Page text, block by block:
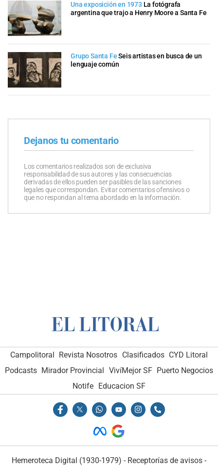
Una exposición en 1973 La fotógrafa
argentina que trajo a Henry Moore a Santa Fe
Grupo Santa FeSeis artistas en busca de un
lenguaje común
Dejanos tu comentario
Los comentarios realizados son de exclusiva
responsabilidad de sus autores y las consecuencias
derivadas de ellos pueden ser pasibles de las sanciones
legales que correspondan. Evitar comentarios ofensivos o
que no respondan al tema abordado en la información.
Campolitoral Revista Nosotros Clasificados CYD Litoral
Podcasts Mirador Provincial VivíMejor SF Puerto Negocios
Notife Educacion SF
Hemeroteca Digital (1930-1979) - Receptorías de avisos -